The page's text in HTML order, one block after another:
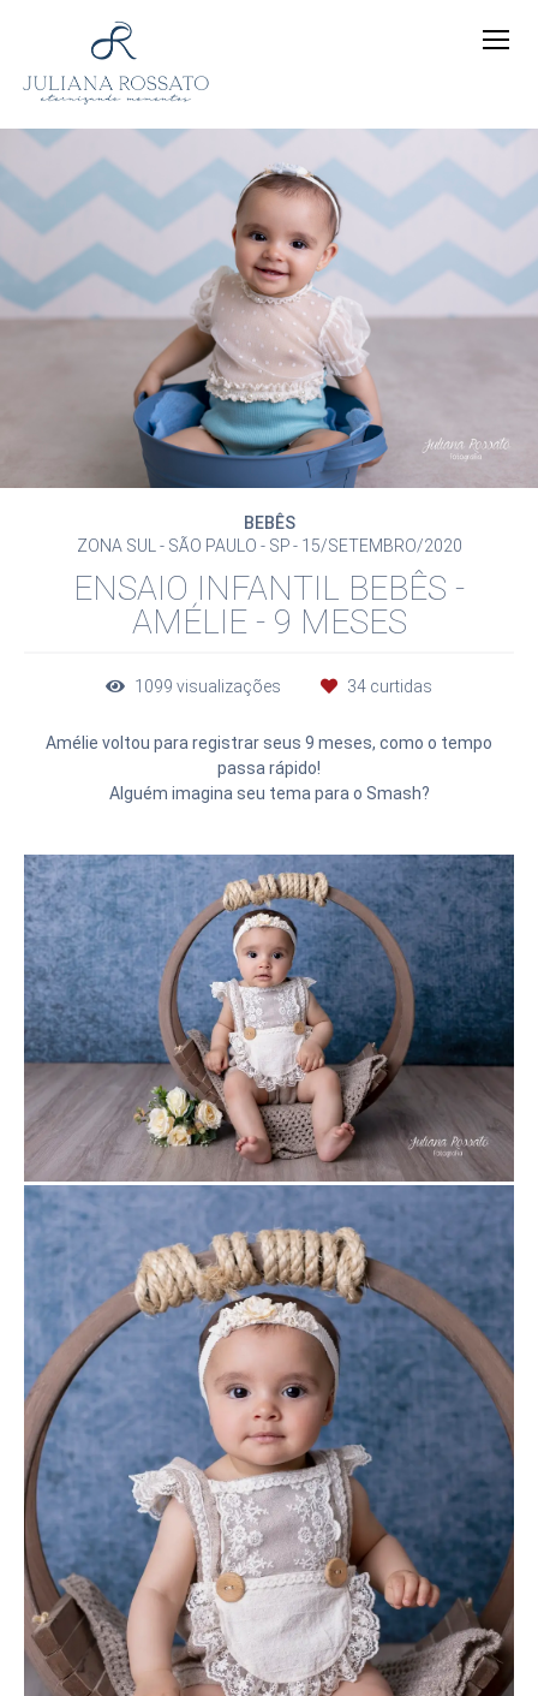
BEBÊS
ZONA SUL - SÃO PAULO - SP
15/SETEMBRO/2020
ENSAIO INFANTIL BEBÊS -
AMÉLIE - 9 MESES
1099 visualizações 34 curtidas
Amélie voltou para registrar seus 9 meses, como o tempo
passa rápido!
Alguém imagina seu tema para o Smash?